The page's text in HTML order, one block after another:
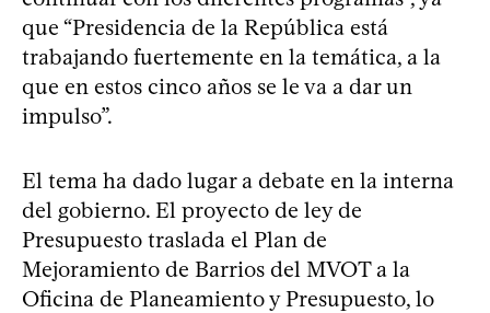
que “Presidencia de la República está
trabajando fuertemente en la temática, a la
que en estos cinco años se le va a dar un
impulso”.
El tema ha dado lugar a debate en la interna
del gobierno. El proyecto de ley de
Presupuesto traslada el Plan de
Mejoramiento de Barrios del MVOT a la
Oficina de Planeamiento y Presupuesto, lo